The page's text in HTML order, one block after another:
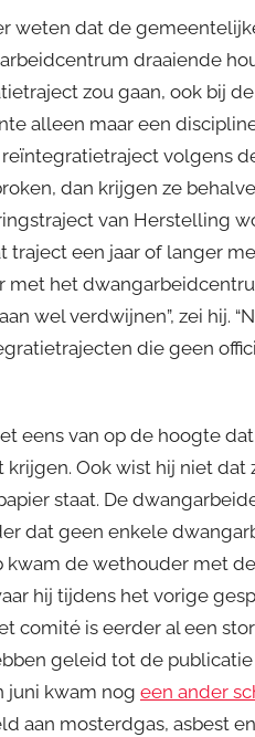
weten dat de
draaiende
zou gaan, ook bij
alleen maar een
volgens
dan krijgen ze
van Herstelling
een jaar of langer
het
wel verdwijnen”, zei hij.
die geen
eens van op de hoogte
Ook wist hij niet dat
staat. De
dat geen enkele
kwam de wethouder met
hij tijdens het vorige
comité is eerder al een
geleid tot de
juni kwam nog een ander
aan mosterdgas, asbest